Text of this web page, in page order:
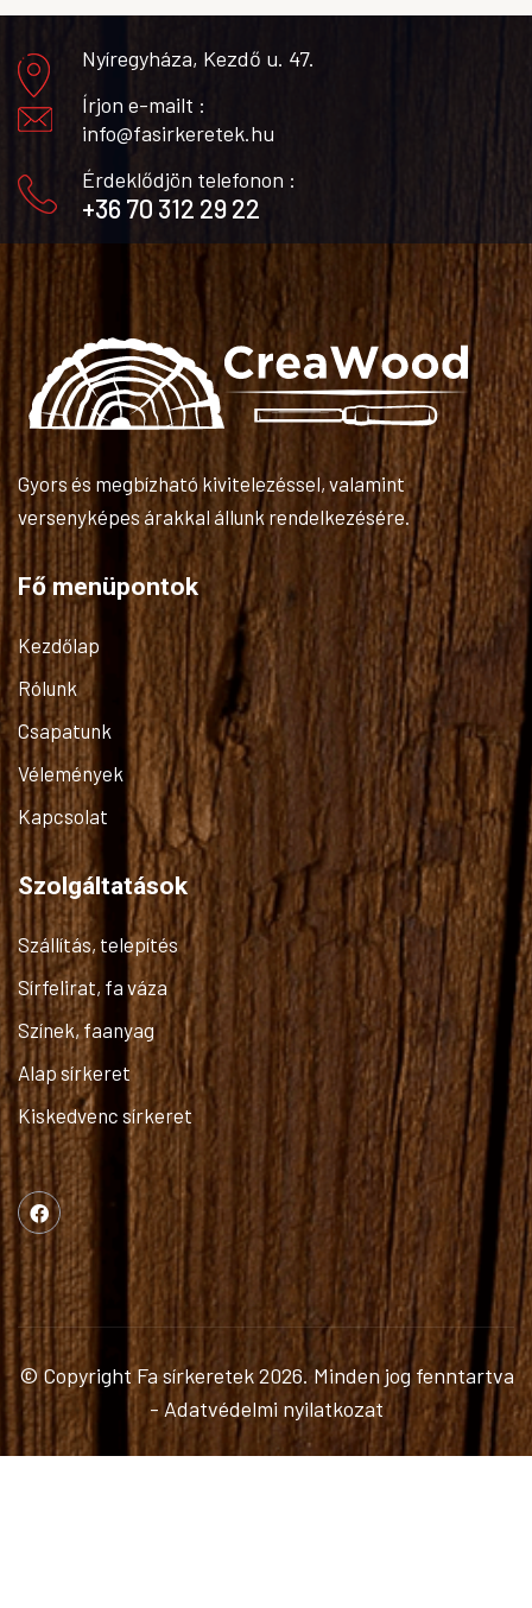
Nyíregyháza, Kezdő u. 47.
Írjon e-mailt :
info@fasirkeretek.hu
Érdeklődjön telefonon :
+36 70 312 29 22
Gyors és megbízható kivitelezéssel, valamint
versenyképes árakkal állunk rendelkezésére.
Fő menüpontok
Kezdőlap
Rólunk
Csapatunk
Vélemények
Kapcsolat
Szolgáltatások
Szállítás, telepítés
Sírfelirat, fa váza
Színek, faanyag
Alap sírkeret
Kiskedvenc sírkeret
© CopyrightFa sírkeretek2026. Minden jog fenntartva
- Adatvédelmi nyilatkozat